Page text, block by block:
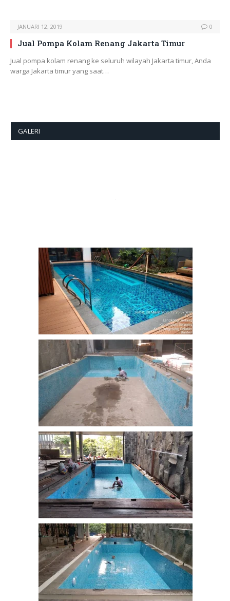
JANUARI 12, 2019 0
Jual Pompa Kolam Renang Jakarta Timur
Jual pompa kolam renang ke seluruh wilayah Jakarta timur, Anda
warga Jakarta timur yang saat…
GALERI